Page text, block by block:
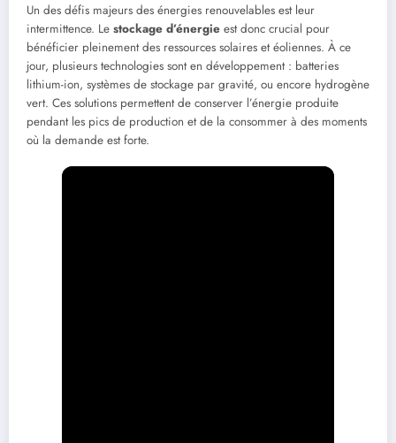
Un des défis majeurs des énergies renouvelables est leur
intermittence. Le stockage d’énergie est donc crucial pour
bénéficier pleinement des ressources solaires et éoliennes. À ce
jour, plusieurs technologies sont en développement : batteries
lithium-ion, systèmes de stockage par gravité, ou encore hydrogène
vert. Ces solutions permettent de conserver l’énergie produite
pendant les pics de production et de la consommer à des moments
où la demande est forte.